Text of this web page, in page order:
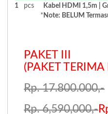
1
pcs
Kabel HDMI 1,5m |
* Note: BELUM
PAKET III
(PAKET TERIMA
Rp. 17.800.000,-
Rp. 6,590,000,-